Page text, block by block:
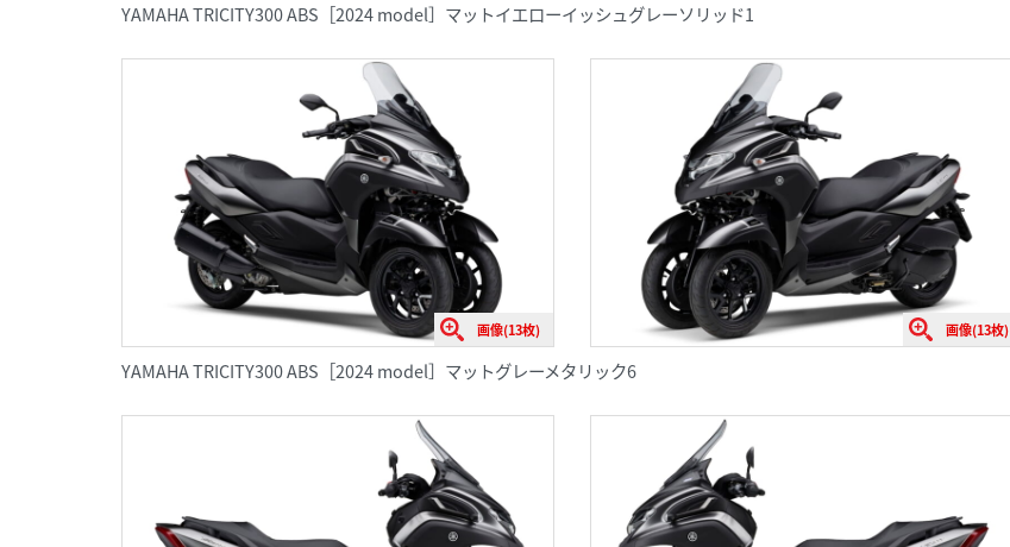
YAMAHA TRICITY300 ABS［2024 model］マットイエローイッシュグレーソリッド1
画像(13枚) 画像(13枚)
YAMAHA TRICITY300 ABS［2024 model］マットグレーメタリック6